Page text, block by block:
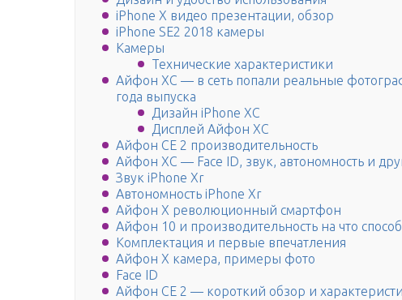
iPhone X видео презентации, обзор
iPhone SE2 2018 камеры
Камеры
Технические характеристики
Айфон ХС — в сеть попали реальные
года выпуска
Дизайн iPhone XC
Дисплей Айфон ХС
Айфон СЕ 2 производительность
Айфон ХС — Face ID, звук, автономность и
Звук iPhone Xr
Автономность iPhone Xr
Айфон Х революционный смартфон
Айфон 10 и производительность на что
Комплектация и первые впечатления
Айфон Х камера, примеры фото
Face ID
Айфон СЕ 2 — короткий обзор и